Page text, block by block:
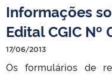
Informações
Edital CGIC
17/06/2013
Os formulários de